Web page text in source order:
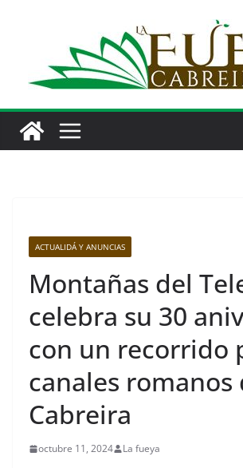
ACTUALIDÁ Y ANUNCIAS
Montañas del
celebra su 30
con un recorrido
canales romanos
Cabreira
octubre 11, 2024 La fueya